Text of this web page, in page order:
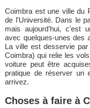
Coimbra est une ville du
de l'Université. Dans le
mais aujourd'hui, c'est
avec quelques-unes des
La ville est desservie
Coimbra) qui relie les
voiture peut être
pratique de réserver un
arrivez.
Choses à faire à